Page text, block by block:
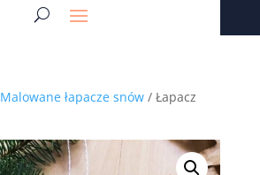
Malowane łapacze snów/ Łapacz